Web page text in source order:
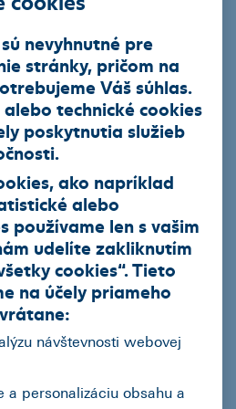
údajov za účelom spracovania ponuky zo strany
nevyhnutné pre
stránky, pričom na
Váš súhlas.
technické cookies
poskytnutia služieb
ako napríklad
alebo
používame len s vašim
udelíte zakliknutím
cookies“. Tieto
naúčely priameho
návštevnosti webovej
a personalizáciu obsahu a